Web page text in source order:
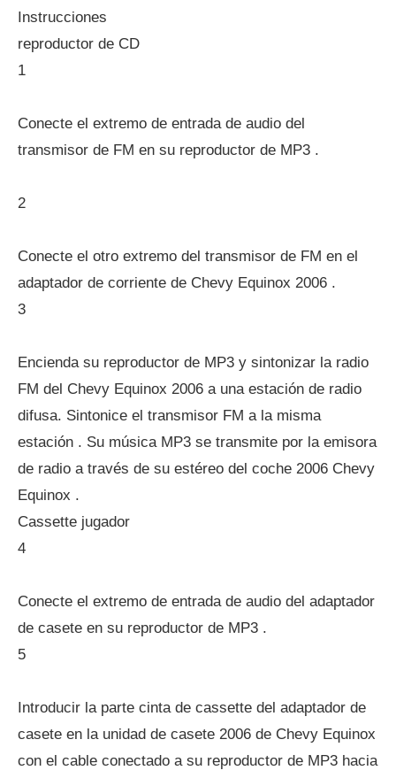
Instrucciones
reproductor de CD
1
Conecte el extremo de entrada de audio del
transmisor de FM en su reproductor de MP3 .
2
Conecte el otro extremo del transmisor de FM en el
adaptador de corriente de Chevy Equinox 2006 .
3
Encienda su reproductor de MP3 y sintonizar la radio
FM del Chevy Equinox 2006 a una estación de radio
difusa. Sintonice el transmisor FM a la misma
estación . Su música MP3 se transmite por la emisora
​​de radio a través de su estéreo del coche 2006 Chevy
Equinox .
Cassette jugador
4
Conecte el extremo de entrada de audio del adaptador
de casete en su reproductor de MP3 .
5
Introducir la parte cinta de cassette del adaptador de
casete en la unidad de casete 2006 de Chevy Equinox
con el cable conectado a su reproductor de MP3 hacia